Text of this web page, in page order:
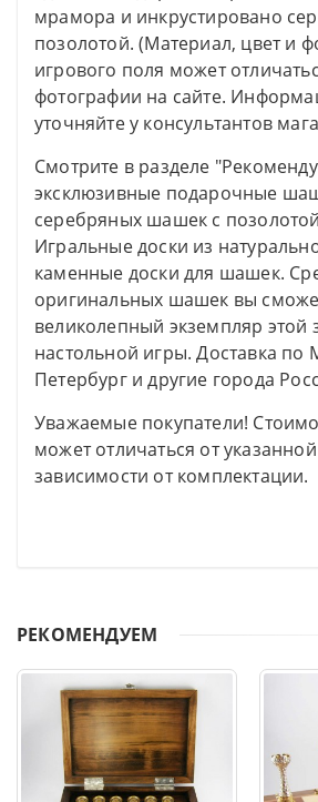
мрамора и инкрустировано
позолотой. (Материал, цвет и
игрового поля может
фотографии на сайте.
уточняйте у консультантов
Смотрите в разделе
эксклюзивные подарочные
серебряных шашек с
Игральные доски из
каменные доски для шашек.
оригинальных шашек вы
великолепный экземпляр этой
настольной игры. Доставка по
Петербург и другие города
Уважаемые покупатели!
может отличаться от
зависимости от комплектации.
РЕКОМЕНДУЕМ